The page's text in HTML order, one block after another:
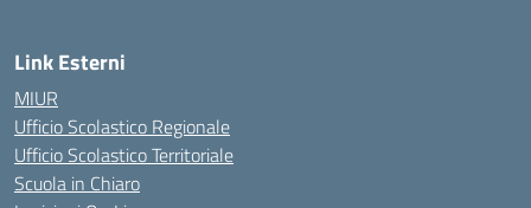
Link Esterni
MIUR
Ufficio Scolastico Regionale
Ufficio Scolastico Territoriale
Scuola in Chiaro